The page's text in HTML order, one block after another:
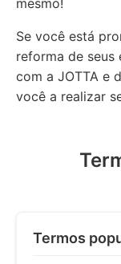
mesmo!
Se você está
reforma de seus
com a JOTTA e
você a realizar
Termos